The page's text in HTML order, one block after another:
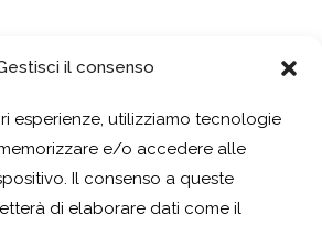
il consenso
esperienze, utilizziamo tecnologie
e/o accedere alle
Il consenso a queste
di elaborare dati come il
| Eventi sui laghi del nord Italia e sud
della Svizzera